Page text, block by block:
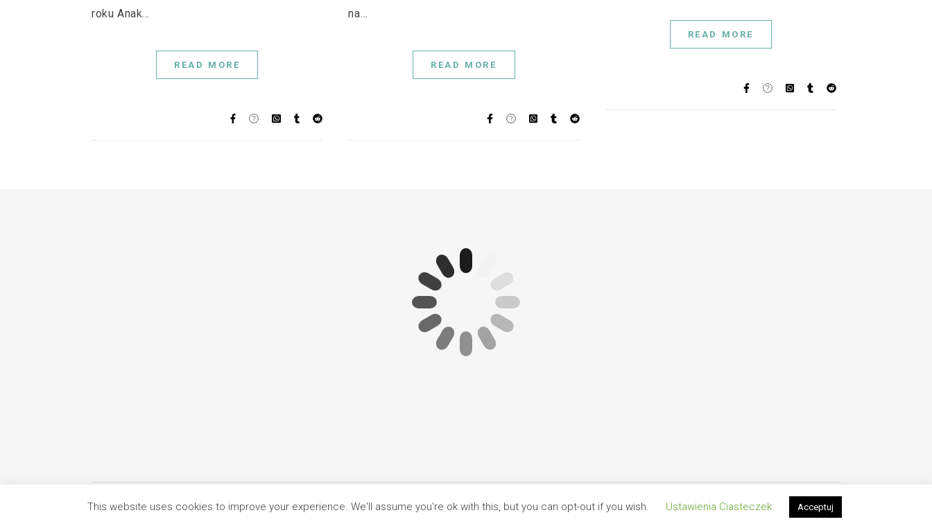
roku Anak…
READ MORE
na…
READ MORE
READ MORE
UnstableTrip - 2026 ©
Główna O nas Ciasteczka Polityka Prywatności Kontakt
This website uses cookies to improve your experience. We'll assume you're ok with this, but you can opt-out if you wish. Ustawienia Ciasteczek Acceptuj